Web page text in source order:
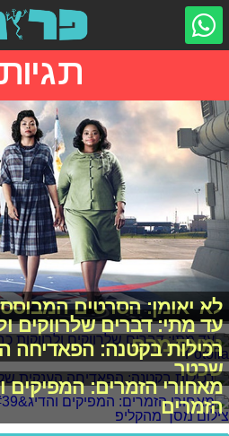
לא יאומן: הסרטים
עד מתי: דברים שלרווקים
נמאס מהם
רכילות בקטנה: הפאדיחה
שכטר
מאחורי הזמרים: המפיקים
הזמרים